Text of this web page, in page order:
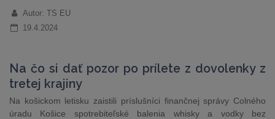
Autor: TS EU
19.4.2024
Na čo si dať pozor po prílete z dovolenky z
tretej krajiny
Na košickom letisku zaistili príslušníci finančnej správy Colného
úradu Košice spotrebiteľské balenia whisky a vodky bez